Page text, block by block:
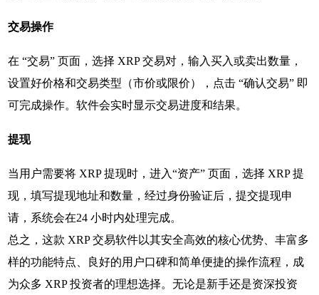
交易操作
在 “交易” 页面，选择 XRP 交易对，输入买入或卖出数量，
设置好价格和交易类型（市价或限价），点击 “确认交易” 即
可完成操作。软件会实时显示交易进度和结果。
提现
当用户需要将 XRP 提现时，进入“资产” 页面，选择 XRP 提
现，填写提现地址和数量，经过身份验证后，提交提现申
请，系统会在24 小时内处理完成。
总之，这款 XRP 交易软件以其安全高效的核心优势、丰富多
样的功能特点、良好的用户口碑和简单便捷的操作流程，成
为众多 XRP 投资者的理想选择。无论是新手还是资深投资